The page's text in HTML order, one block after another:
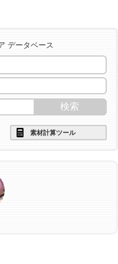
データベース
素材計算ツール